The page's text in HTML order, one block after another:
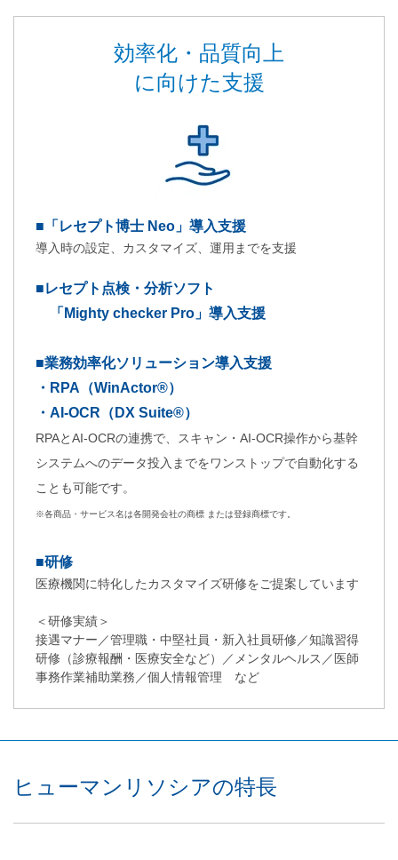
効率化・品質向上
に向けた支援
■「レセプト博士 Neo」導入支援
導入時の設定、カスタマイズ、運用までを支援
■レセプト点検・分析ソフト
「Mighty checker Pro」導入支援
■業務効率化ソリューション導入支援
・RPA（WinActor®）
・AI-OCR（ DX Suite®）
RPAとAI-OCRの連携で、スキャン・AI-OCR操作から基幹
システムへのデータ投入までをワンストップで自動化する
ことも可能です。
※各商品・サービス名は各開発会社の商標 または登録商標です。
■研修
医療機関に特化したカスタマイズ研修をご提案しています
＜研修実績＞
接遇マナー／管理職・中堅社員・新入社員研修／知識習得
研修（診療報酬・医療安全など）／メンタルヘルス／医師
事務作業補助業務／個人情報管理 など
ヒューマンリソシアの特長